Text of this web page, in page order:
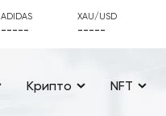
ADIDAS
-----
XAU/USD
-----
Крипто NFT